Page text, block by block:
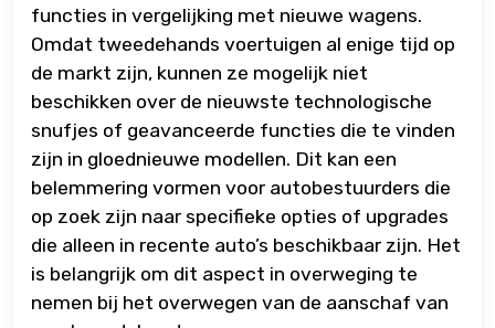
functies in vergelijking met nieuwe wagens.
Omdat tweedehands voertuigen al enige tijd op
de markt zijn, kunnen ze mogelijk niet
beschikken over de nieuwste technologische
snufjes of geavanceerde functies die te vinden
zijn in gloednieuwe modellen. Dit kan een
belemmering vormen voor autobestuurders die
op zoek zijn naar specifieke opties of upgrades
die alleen in recente auto’s beschikbaar zijn. Het
is belangrijk om dit aspect in overweging te
nemen bij het overwegen van de aanschaf van